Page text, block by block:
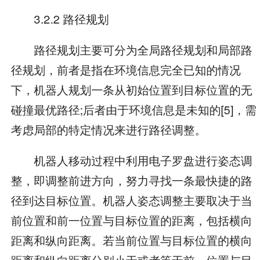
3.2.2 路径规划
路径规划主要可分为全局路径规划和局部路
径规划，前者是指在环境信息完全已知的情况
下，机器人规划一条从初始位置到目标位置的无
碰撞最优路径;后者由于环境信息是未知的[5]，需
考虑局部的特定情况来进行路径调整。
机器人移动过程中利用电子罗盘进行姿态调
整，即调整前进方向，努力寻找一条最快捷的路
径到达目标位置。机器人姿态调整主要取决于当
前位置和前一位置与目标位置的距离，包括横向
距离和纵向距离。若当前位置与目标位置的横向